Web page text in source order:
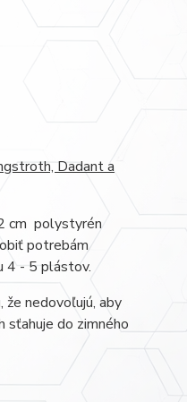
Dadant a
cm polystyrén
potrebám
4 - 5 plástov.
nedovoľujú, aby
do zimného